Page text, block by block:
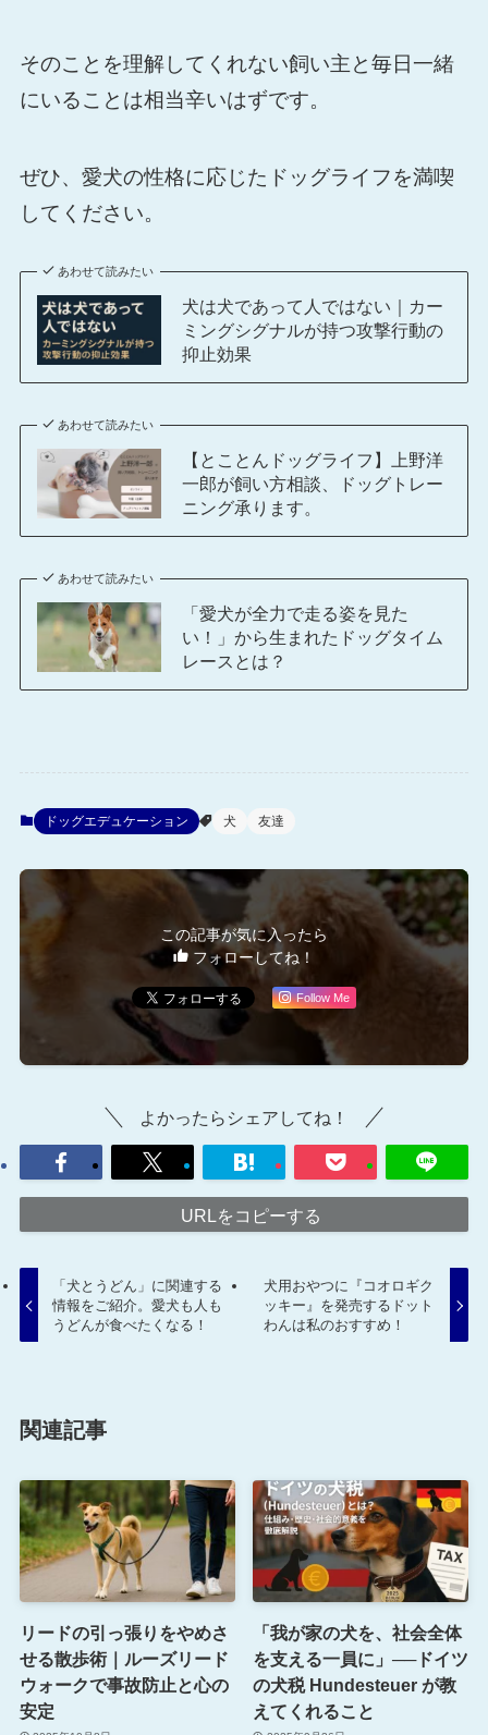
そのことを理解してくれない飼い主と毎日一緒
にいることは相当辛いはずです。
ぜひ、愛犬の性格に応じたドッグライフを満喫
してください。
あわせて読みたい
犬は犬であって人ではない｜カー
ミングシグナルが持つ攻撃行動の
抑止効果
あわせて読みたい
【とことんドッグライフ】上野洋
一郎が飼い方相談、ドッグトレー
ニング承ります。
あわせて読みたい
「愛犬が全力で走る姿を見た
い！」から生まれたドッグタイム
レースとは？
ドッグエデュケーション 犬 友達
この記事が気に入ったら
フォローしてね！
Follow Me
よかったらシェアしてね！
URLをコピーする
「犬とうどん」に関連する
情報をご紹介。愛犬も人も
うどんが食べたくなる！
犬用おやつに『コオロギク
ッキー』を発売するドット
わんは私のおすすめ！
関連記事
リードの引っ張りをやめさ
せる散歩術｜ルーズリード
ウォークで事故防止と心の
安定
「我が家の犬を、社会全体
を支える一員に」──ドイツ
の犬税 Hundesteuer が教
えてくれること